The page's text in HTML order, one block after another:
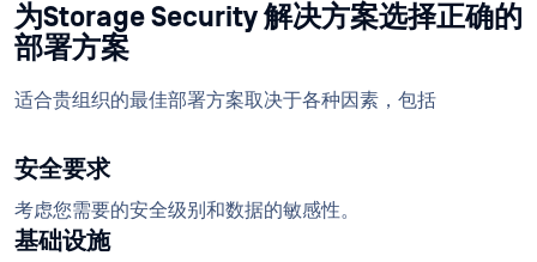
为Storage Security 解决方案选择正确的
部署方案
适合贵组织的最佳部署方案取决于各种因素，包括
安全要求
考虑您需要的安全级别和数据的敏感性。
基础设施